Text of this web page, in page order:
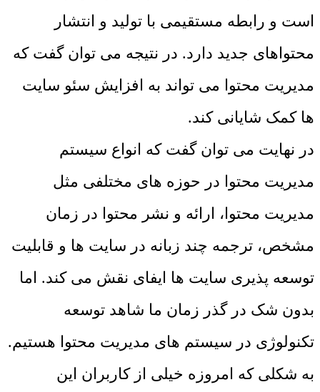
است و رابطه مستقیمی با تولید و انتشار
محتواهای جدید دارد. در نتیجه می توان گفت که
مدیریت محتوا می تواند به افزایش سئو سایت
ها کمک شایانی کند.
در نهایت می توان گفت که انواع سیستم
مدیریت محتوا در حوزه های مختلفی مثل
مدیریت محتوا، ارائه و نشر محتوا در زمان
مشخص، ترجمه چند زبانه در سایت ها و قابلیت
توسعه پذیری سایت ها ایفای نقش می کند. اما
بدون شک در گذر زمان ما شاهد توسعه
تکنولوژی در سیستم های مدیریت محتوا هستیم.
به شکلی که امروزه خیلی از کاربران این